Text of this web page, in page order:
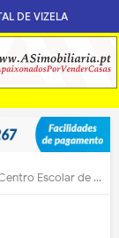
DE VIZELA
Escolar de S. João